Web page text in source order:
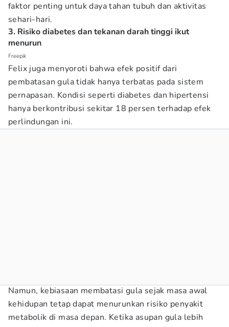
faktor penting untuk daya tahan tubuh dan aktivitas
sehari-hari.
3. Risiko diabetes dan tekanan darah tinggi ikut
menurun
Freepik
Felix juga menyoroti bahwa efek positif dari
pembatasan gula tidak hanya terbatas pada sistem
pernapasan. Kondisi seperti diabetes dan hipertensi
hanya berkontribusi sekitar 18 persen terhadap efek
perlindungan ini.
Namun, kebiasaan membatasi gula sejak masa awal
kehidupan tetap dapat menurunkan risiko penyakit
metabolik di masa depan. Ketika asupan gula lebih